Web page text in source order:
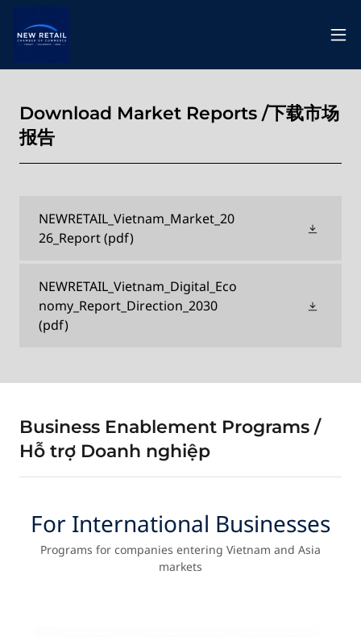
Download Market Reports /下载市场
报告
NEWRETAIL_Vietnam_Market_20
26_Report(pdf)
NEWRETAIL_Vietnam_Digital_Eco
nomy_Report_Direction_2030
(pdf)
Business Enablement Programs /
Hỗ trợ Doanh nghiệp
For International Businesses
Programs for companies entering Vietnam and Asia
markets